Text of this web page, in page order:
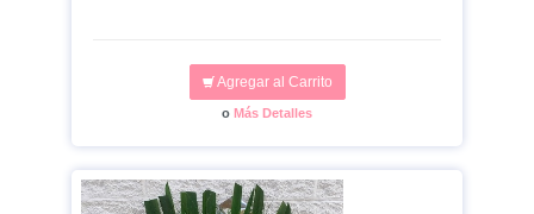
Agregar al Carrito
o Más Detalles